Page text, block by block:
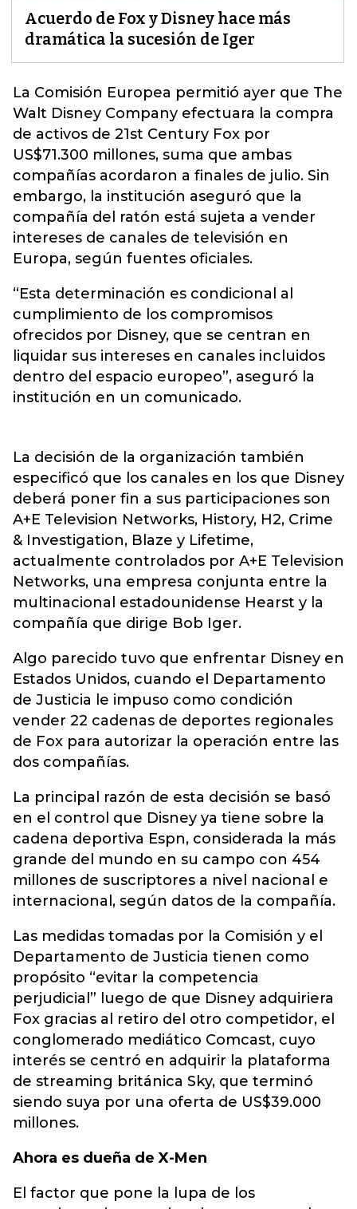
Acuerdo de Fox y Disney hace más
dramática la sucesión de Iger
La Comisión Europea permitió ayer que The
Walt Disney Company efectuara la compra
de activos de 21st Century Fox por
US$71.300 millones, suma que ambas
compañías acordaron a finales de julio. Sin
embargo, la institución aseguró que la
compañía del ratón está sujeta a vender
intereses de canales de televisión en
Europa, según fuentes oficiales.
“Esta determinación es condicional al
cumplimiento de los compromisos
ofrecidos por Disney, que se centran en
liquidar sus intereses en canales incluidos
dentro del espacio europeo”, aseguró la
institución en un comunicado.
La decisión de la organización también
especificó que los canales en los que Disney
deberá poner fin a sus participaciones son
A+E Television Networks, History, H2, Crime
& Investigation, Blaze y Lifetime,
actualmente controlados por A+E Television
Networks, una empresa conjunta entre la
multinacional estadounidense Hearst y la
compañía que dirige Bob Iger.
Algo parecido tuvo que enfrentar Disney en
Estados Unidos, cuando el Departamento
de Justicia le impuso como condición
vender 22 cadenas de deportes regionales
de Fox para autorizar la operación entre las
dos compañías.
La principal razón de esta decisión se basó
en el control que Disney ya tiene sobre la
cadena deportiva Espn, considerada la más
grande del mundo en su campo con 454
millones de suscriptores a nivel nacional e
internacional, según datos de la compañía.
Las medidas tomadas por la Comisión y el
Departamento de Justicia tienen como
propósito “evitar la competencia
perjudicial” luego de que Disney adquiriera
Fox gracias al retiro del otro competidor, el
conglomerado mediático Comcast, cuyo
interés se centró en adquirir la plataforma
de streaming británica Sky, que terminó
siendo suya por una oferta de US$39.000
millones.
Ahora es dueña de X-Men
El factor que pone la lupa de los